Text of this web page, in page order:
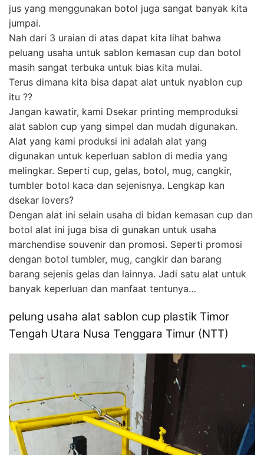
jus yang menggunakan botol juga sangat banyak kita
jumpai.
Nah dari 3 uraian di atas dapat kita lihat bahwa
peluang usaha untuk sablon kemasan cup dan botol
masih sangat terbuka untuk bias kita mulai.
Terus dimana kita bisa dapat alat untuk nyablon cup
itu ??
Jangan kawatir, kami Dsekar printing memproduksi
alat sablon cup yang simpel dan mudah digunakan.
Alat yang kami produksi ini adalah alat yang
digunakan untuk keperluan sablon di media yang
melingkar. Seperti cup, gelas, botol, mug, cangkir,
tumbler botol kaca dan sejenisnya. Lengkap kan
dsekar lovers?
Dengan alat ini selain usaha di bidan kemasan cup dan
botol alat ini juga bisa di gunakan untuk usaha
marchendise souvenir dan promosi. Seperti promosi
dengan botol tumbler, mug, cangkir dan barang
barang sejenis gelas dan lainnya. Jadi satu alat untuk
banyak keperluan dan manfaat tentunya…
pelung usaha alat sablon cup plastik Timor
Tengah Utara Nusa Tenggara Timur (NTT)